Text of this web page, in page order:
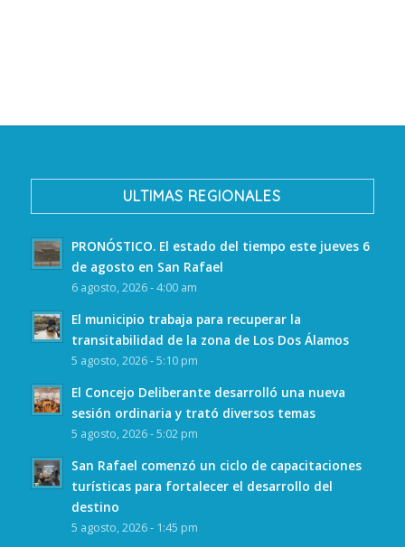
ULTIMAS REGIONALES
PRONÓSTICO. El estado del tiempo este jueves 6
de agosto en San Rafael
6 agosto, 2026 - 4:00 am
El municipio trabaja para recuperar la
transitabilidad de la zona de Los Dos Álamos
5 agosto, 2026 - 5:10 pm
El Concejo Deliberante desarrolló una nueva
sesión ordinaria y trató diversos temas
5 agosto, 2026 - 5:02 pm
San Rafael comenzó un ciclo de capacitaciones
turísticas para fortalecer el desarrollo del
destino
5 agosto, 2026 - 1:45 pm